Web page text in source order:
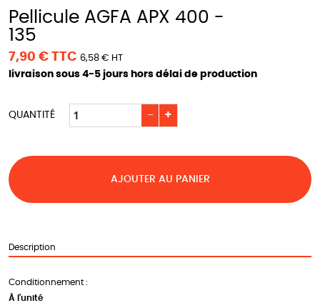
Pellicule AGFA APX 400 -
135
7,90 € TTC 6,58 € HT
livraison sous 4-5 jours hors délai de production
QUANTITÉ +
−
AJOUTER AU PANIER
Description
Conditionnement :
À l'unité